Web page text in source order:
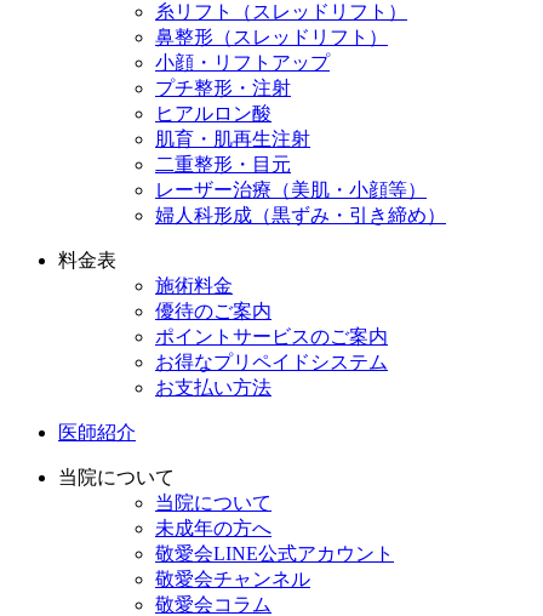
糸リフト（スレッドリフト）
鼻整形（スレッドリフト）
小顔・リフトアップ
プチ整形・注射
ヒアルロン酸
肌育・肌再生注射
二重整形・目元
レーザー治療（美肌・小顔等）
婦人科形成（黒ずみ・引き締め）
料金表
施術料金
優待のご案内
ポイントサービスのご案内
お得なプリペイドシステム
お支払い方法
医師紹介
当院について
当院について
未成年の方へ
敬愛会LINE公式アカウント
敬愛会チャンネル
敬愛会コラム